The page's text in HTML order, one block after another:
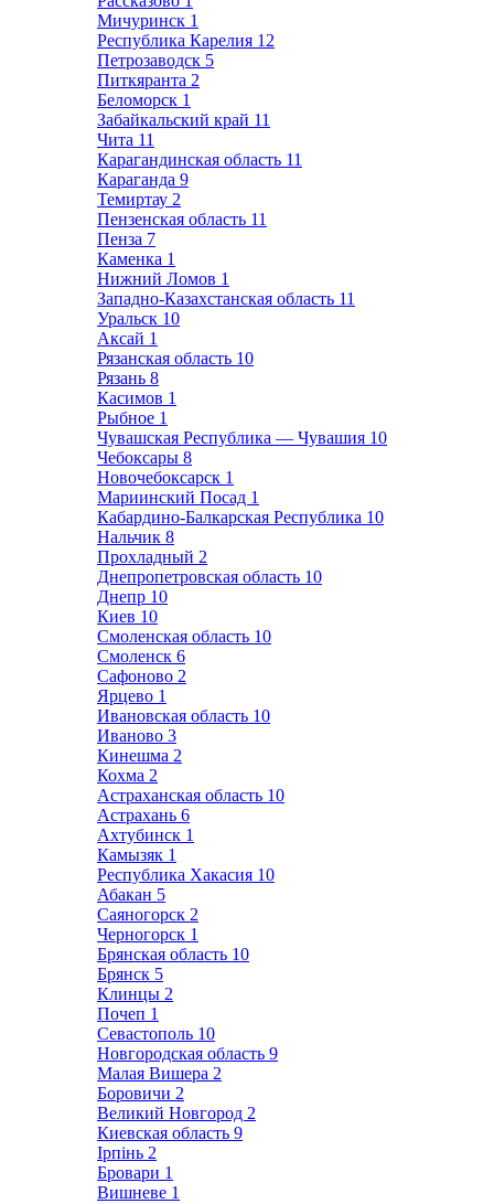
Мичуринск 1
Республика Карелия 12
Петрозаводск 5
Питкяранта 2
Беломорск 1
Забайкальский край 11
Чита 11
Карагандинская область 11
Караганда 9
Темиртау 2
Пензенская область 11
Пенза 7
Каменка 1
Нижний Ломов 1
Западно-Казахстанская область 11
Уральск 10
Аксай 1
Рязанская область 10
Рязань 8
Касимов 1
Рыбное 1
Чувашская Республика — Чувашия 10
Чебоксары 8
Новочебоксарск 1
Мариинский Посад 1
Кабардино-Балкарская Республика 10
Нальчик 8
Прохладный 2
Днепропетровская область 10
Днепр 10
Киев 10
Смоленская область 10
Смоленск 6
Сафоново 2
Ярцево 1
Ивановская область 10
Иваново 3
Кинешма 2
Кохма 2
Астраханская область 10
Астрахань 6
Ахтубинск 1
Камызяк 1
Республика Хакасия 10
Абакан 5
Саяногорск 2
Черногорск 1
Брянская область 10
Брянск 5
Клинцы 2
Почеп 1
Севастополь 10
Новгородская область 9
Малая Вишера 2
Боровичи 2
Великий Новгород 2
Киевская область 9
Ірпінь 2
Бровари 1
Вишневе 1